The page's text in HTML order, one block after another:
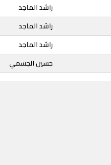
راشد الماجد
راشد الماجد
راشد الماجد
حسين الجسمي